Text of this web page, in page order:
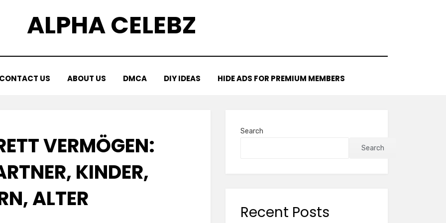
ALPHA CELEBZ
CONTACT US ABOUT US DMCA DIY IDEAS HIDE ADS FOR PREMIUM MEMBERS
VERMÖGEN:
KINDER, E
ALTER
Search
Search
Recent Posts